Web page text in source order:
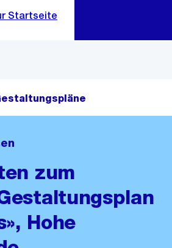
ein
zum
Hohe